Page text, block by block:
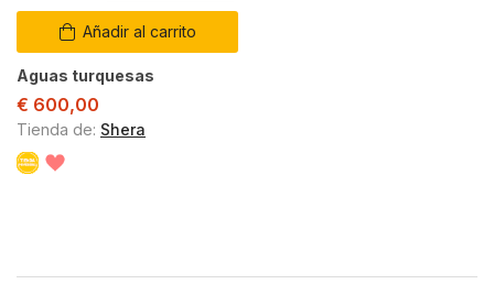
Añadir al carrito
Aguas turquesas
€ 600,00
Tienda de: Shera